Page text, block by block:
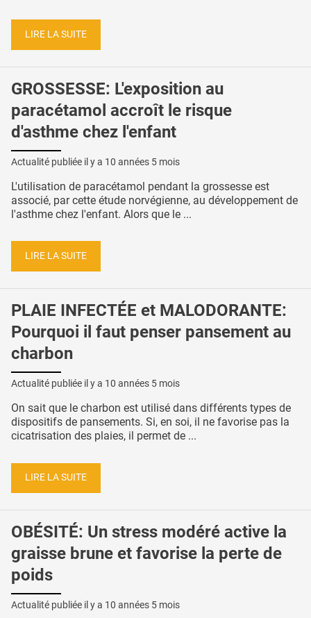
LIRE LA SUITE
GROSSESSE: L'exposition au
paracétamol accroît le risque
d'asthme chez l'enfant
Actualité publiée il y a 10 années 5 mois
L'utilisation de paracétamol pendant la grossesse est
associé, par cette étude norvégienne, au développement de
l'asthme chez l'enfant. Alors que le ...
LIRE LA SUITE
PLAIE INFECTÉE et MALODORANTE:
Pourquoi il faut penser pansement au
charbon
Actualité publiée il y a 10 années 5 mois
On sait que le charbon est utilisé dans différents types de
dispositifs de pansements. Si, en soi, il ne favorise pas la
cicatrisation des plaies, il permet de ...
LIRE LA SUITE
OBÉSITÉ: Un stress modéré active la
graisse brune et favorise la perte de
poids
Actualité publiée il y a 10 années 5 mois